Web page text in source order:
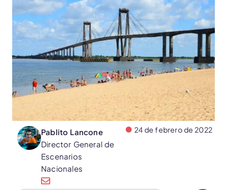
Pablito Lancone
Director General de
Escenarios
Nacionales
24 de febrero de 2022